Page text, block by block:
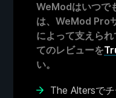
WeModはいつで
は、WeMod Pro
によって支えら
てのレビューを
い。
The Altersで